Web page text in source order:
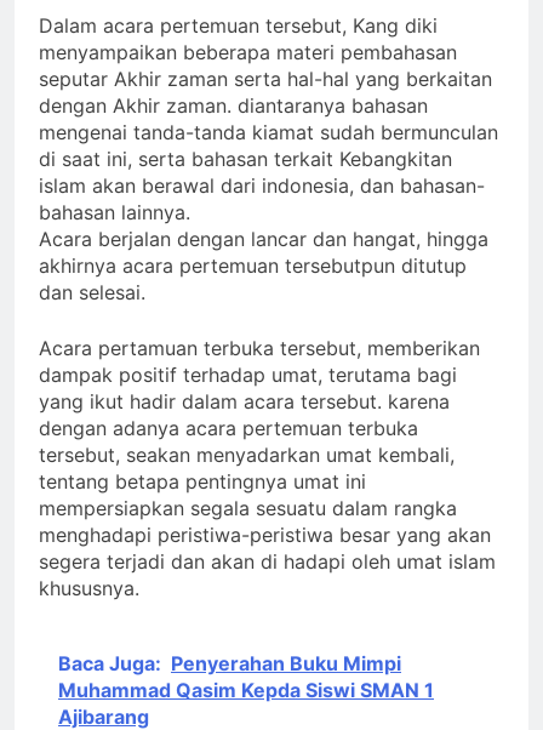
Dalam acara pertemuan tersebut, Kang diki
menyampaikan beberapa materi pembahasan
seputar Akhir zaman serta hal-hal yang berkaitan
dengan Akhir zaman. diantaranya bahasan
mengenai tanda-tanda kiamat sudah bermunculan
di saat ini, serta bahasan terkait Kebangkitan
islam akan berawal dari indonesia, dan bahasan-
bahasan lainnya.
Acara berjalan dengan lancar dan hangat, hingga
akhirnya acara pertemuan tersebutpun ditutup
dan selesai.
Acara pertamuan terbuka tersebut, memberikan
dampak positif terhadap umat, terutama bagi
yang ikut hadir dalam acara tersebut. karena
dengan adanya acara pertemuan terbuka
tersebut, seakan menyadarkan umat kembali,
tentang betapa pentingnya umat ini
mempersiapkan segala sesuatu dalam rangka
menghadapi peristiwa-peristiwa besar yang akan
segera terjadi dan akan di hadapi oleh umat islam
khususnya.
Baca Juga: Penyerahan Buku Mimpi
Muhammad Qasim Kepda Siswi SMAN 1
Ajibarang